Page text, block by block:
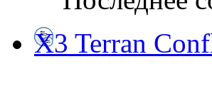
X3 Terran